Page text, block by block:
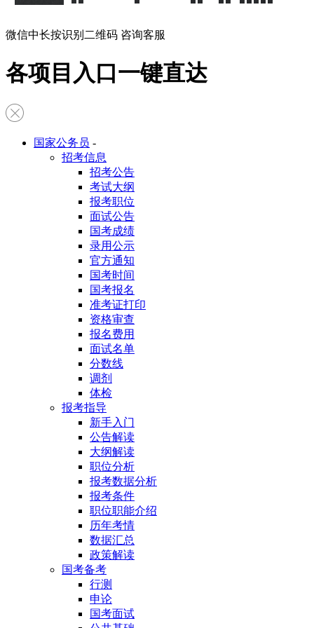
微信中长按识别二维码 咨询客服
各项目入口一键直达
国家公务员 -
招考信息
招考公告
考试大纲
报考职位
面试公告
国考成绩
录用公示
官方通知
国考时间
国考报名
准考证打印
资格审查
报名费用
面试名单
分数线
调剂
体检
报考指导
新手入门
公告解读
大纲解读
职位分析
报考数据分析
报考条件
职位职能介绍
历年考情
数据汇总
政策解读
国考备考
行测
申论
国考面试